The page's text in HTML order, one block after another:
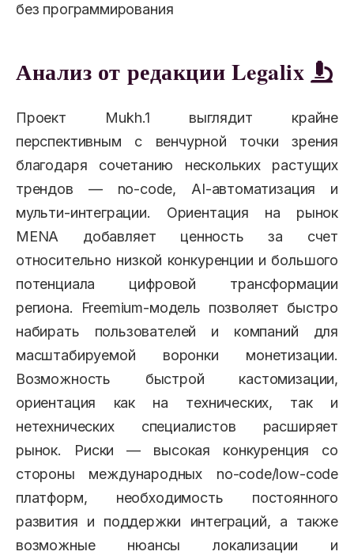
без программирования
Анализ от редакции Legalix
Проект Mukh.1 выглядит крайне
перспективным с венчурной точки зрения
благодаря сочетанию нескольких растущих
трендов — no-code, AI-автоматизация и
мульти-интеграции. Ориентация на рынок
MENA добавляет ценность за счет
относительно низкой конкуренции и большого
потенциала цифровой трансформации
региона. Freemium-модель позволяет быстро
набирать пользователей и компаний для
масштабируемой воронки монетизации.
Возможность быстрой кастомизации,
ориентация как на технических, так и
нетехнических специалистов расширяет
рынок. Риски — высокая конкуренция со
стороны международных no-code/low-code
платформ, необходимость постоянного
развития и поддержки интеграций, а также
возможные нюансы локализации и